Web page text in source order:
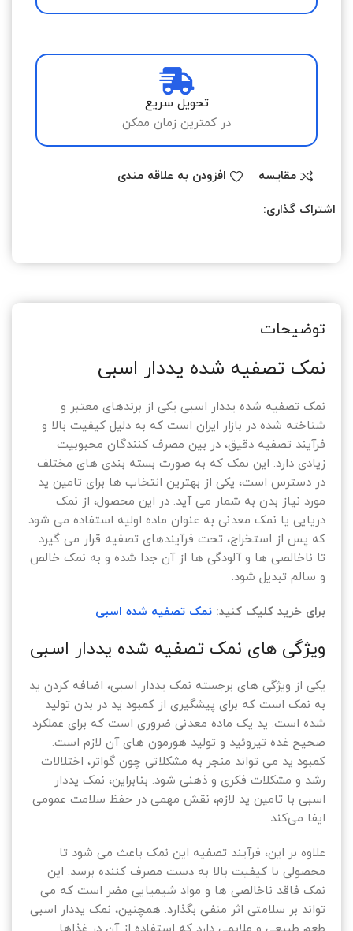
تحویل سریع
در کمترین زمان ممکن
مقایسه افزودن به علاقه مندی
اشتراک گذاری:
توضیحات
نمک تصفیه شده یددار اسبی
نمک تصفیه شده یددار اسبی یکی از برندهای معتبر و
شناخته شده در بازار ایران است که به دلیل کیفیت بالا و
فرآیند تصفیه دقیق، در بین مصرف‌ کنندگان محبوبیت
زیادی دارد. این نمک که به صورت بسته ‌بندی ‌های مختلف
در دسترس است، یکی از بهترین انتخاب‌ ها برای تامین ید
مورد نیاز بدن به شمار می‌ آید. در این محصول، از نمک
دریایی یا نمک معدنی به عنوان ماده اولیه استفاده می ‌شود
که پس از استخراج، تحت فرآیندهای تصفیه قرار می ‌گیرد
تا ناخالصی‌ ها و آلودگی ‌ها از آن جدا شده و به نمک خالص
و سالم تبدیل شود.
برای خرید کلیک کنید: نمک تصفیه شده اسبی
ویژگی های نمک تصفیه شده یددار اسبی
یکی از ویژگی‌ های برجسته نمک یددار اسبی، اضافه کردن ید
به نمک است که برای پیشگیری از کمبود ید در بدن تولید
شده است. ید یک ماده معدنی ضروری است که برای عملکرد
صحیح غده تیروئید و تولید هورمون‌ های آن لازم است.
کمبود ید می ‌تواند منجر به مشکلاتی چون گواتر، اختلالات
رشد و مشکلات فکری و ذهنی شود. بنابراین، نمک یددار
اسبی با تامین ید لازم، نقش مهمی در حفظ سلامت عمومی
ایفا می‌کند.
علاوه بر این، فرآیند تصفیه این نمک باعث می ‌شود تا
محصولی با کیفیت بالا به دست مصرف ‌کننده برسد. این
نمک فاقد ناخالصی ‌ها و مواد شیمیایی مضر است که می
‌تواند بر سلامتی اثر منفی بگذارد. همچنین، نمک یددار اسبی